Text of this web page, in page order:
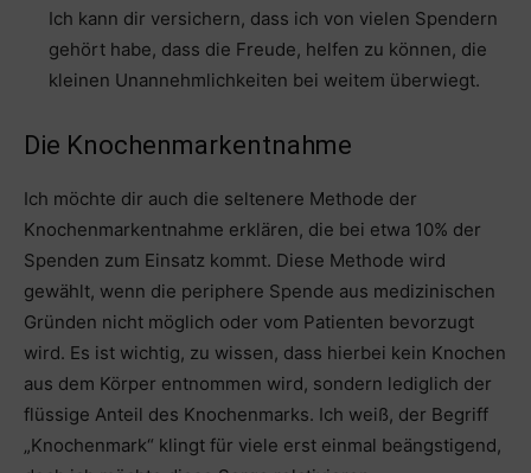
Ich kann dir versichern, dass ich von vielen Spendern
gehört habe, dass die Freude, helfen zu können, die
kleinen Unannehmlichkeiten bei weitem überwiegt.
Die Knochenmarkentnahme
Ich möchte dir auch die seltenere Methode der
Knochenmarkentnahme erklären, die bei etwa 10% der
Spenden zum Einsatz kommt. Diese Methode wird
gewählt, wenn die periphere Spende aus medizinischen
Gründen nicht möglich oder vom Patienten bevorzugt
wird. Es ist wichtig, zu wissen, dass hierbei kein Knochen
aus dem Körper entnommen wird, sondern lediglich der
flüssige Anteil des Knochenmarks. Ich weiß, der Begriff
„Knochenmark“ klingt für viele erst einmal beängstigend,